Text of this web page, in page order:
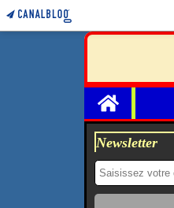
Home
Newsletter